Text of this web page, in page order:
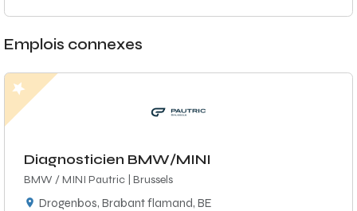
Emplois connexes
Diagnosticien BMW/MINI
BMW / MINI Pautric | Brussels
Drogenbos, Brabant flamand, BE